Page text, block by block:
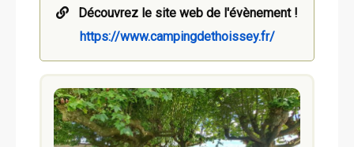
Découvrez le site web de l'évènement !
https://www.campingdethoissey.fr/